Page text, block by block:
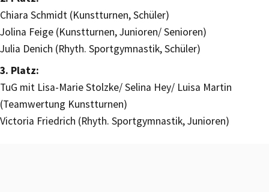
Chiara Schmidt (Kunstturnen, Schüler)
Jolina Feige (Kunstturnen, Junioren/ Senioren)
Julia Denich (Rhyth. Sportgymnastik, Schüler)
3. Platz:
TuG mit Lisa-Marie Stolzke/ Selina Hey/ Luisa Martin
(Teamwertung Kunstturnen)
Victoria Friedrich (Rhyth. Sportgymnastik, Junioren)